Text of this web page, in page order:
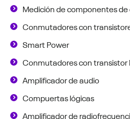
Medición de componentes
Conmutadores con
Smart Power
Conmutadores con transistor
Amplificador de audio
Compuertas lógicas
Amplificador de